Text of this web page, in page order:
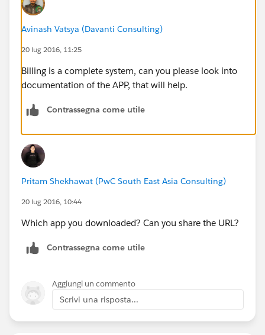
Avinash Vatsya (Davanti Consulting)
20 lug 2016, 11:25
Billing is a complete system, can you please look into
documentation of the APP, that will help.
Contrassegna come utile
Pritam Shekhawat (PwC South East Asia Consulting)
20 lug 2016, 10:44
Which app you downloaded? Can you share the URL?
Contrassegna come utile
Aggiungi un commento
Scrivi una risposta...